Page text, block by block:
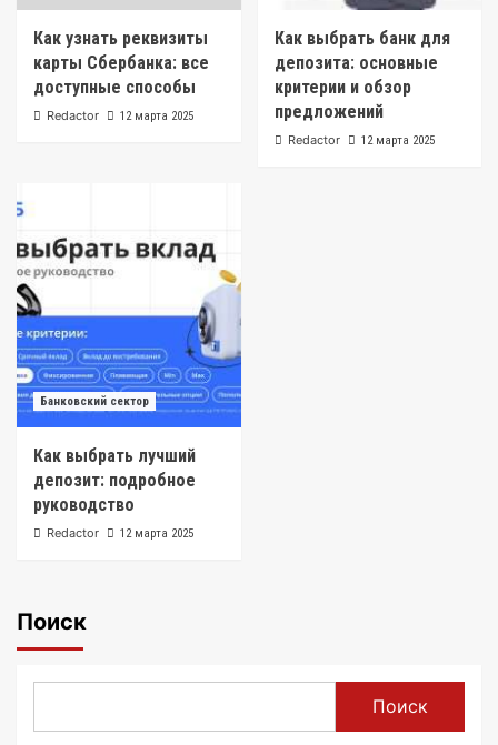
Как узнать реквизиты
карты Сбербанка: все
доступные способы
Redactor 12 марта 2025
Как выбрать банк для
депозита: основные
критерии и обзор
предложений
Redactor 12 марта 2025
Банковский сектор
Как выбрать лучший
депозит: подробное
руководство
Redactor 12 марта 2025
Поиск
Поиск